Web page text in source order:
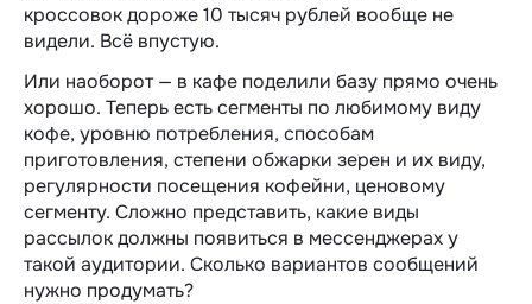
кроссовок дороже 10 тысяч рублей вообще не
видели. Всё впустую.
Или наоборот — в кафе поделили базу прямо очень
хорошо. Теперь есть сегменты по любимому виду
кофе, уровню потребления, способам
приготовления, степени обжарки зерен и их виду,
регулярности посещения кофейни, ценовому
сегменту. Сложно представить, какие виды
рассылок должны появиться в мессенджерах у
такой аудитории. Сколько вариантов сообщений
нужно продумать?